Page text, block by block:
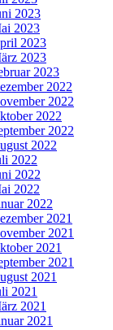
2023
2023
2023
2023
2023
2022
2022
2022
2022
2022
2022
2022
2022
2022
2021
2021
2021
2021
2021
2021
2021
2021